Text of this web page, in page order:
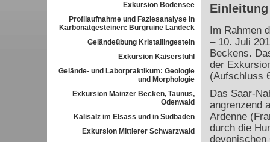
Exkursion Bodensee
Profilaufnahme und Faziesanalyse in
Karbonatgesteinen: Burgruine Landeck
Geländeübung Kristallingestein
Exkursion Kaiserstuhl
Gelände- und Laborpraktikum: Geologie
und Morphologie
Exkursion Mainzer Becken, Taunus,
Odenwald
Kalisalz im Elsass und in Südbaden
Exkursion Mittlerer Schwarzwald
Einleitung
Im Rahmen
– 10. Juli
Beckens.
der
(Aufschluss
Das Saar-
angrenzend
Ardenne
durch die
devonischen